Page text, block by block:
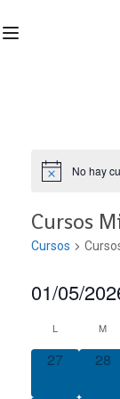
No hay
Cursos
Cursos
01/05/
L M
0
27
0
28